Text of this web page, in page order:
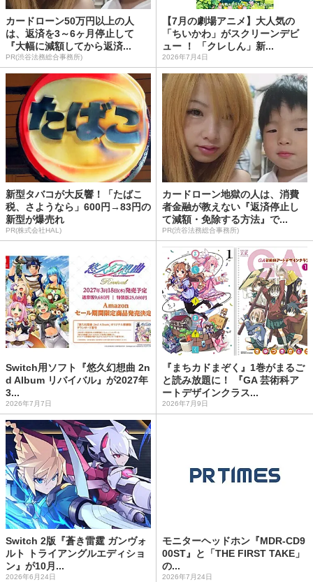
カードローン50万円以上の人
は、返済を3～6ヶ月停止して
『大幅に減額してから返済...
PR(渋谷法務総合事務所)
【7月の劇場アニメ】大人気の
「ちいかわ」がスクリーンデビ
ュー ！ 「クレしん」新...
2026年7月4日
新型タバコが大反響！「たばこ
税、さようなら」600円→83円の
新型が爆売れ
PR(株式会社HAL)
カードローン地獄の人は、消費
者金融が教えない『返済停止し
て減額・免除する方法』で...
PR(渋谷法務総合事務所)
Switch用ソフト『悠久幻想曲 2n
d Album リバイバル』が2027年
3...
2026年7月7日
『まちカドまぞく』1巻がまるご
と読み放題に！ 『GA 芸術科ア
ートデザインクラス...
2026年7月9日
Switch 2版『蒼き雷霆 ガンヴォ
ルト トライアングルエディショ
ン』が10月...
2026年6月24日
モニターヘッドホン『MDR-CD9
00ST』と「THE FIRST TAKE」
の...
2026年7月24日